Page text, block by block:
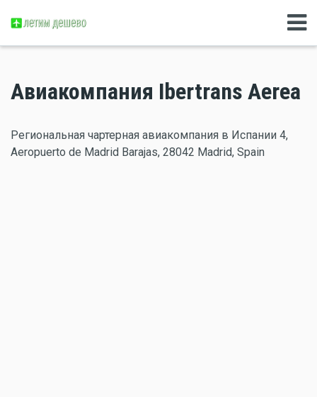
Авиакомпания Ibertrans Aerea
Региональная чартерная авиакомпания в Испании 4,
Aeropuerto de Madrid Barajas, 28042 Madrid, Spain